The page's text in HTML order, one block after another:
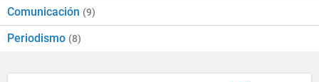
Comunicación (9)
Periodismo (8)